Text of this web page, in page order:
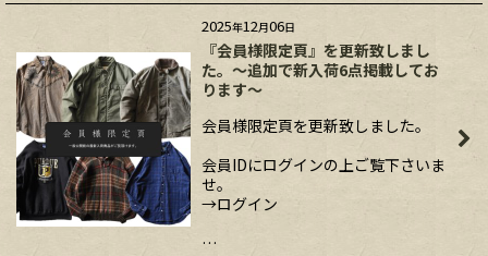
2025年12月06日
『会員様限定頁』を更新致しまし
た。～追加で新入荷6点掲載してお
ります～
会員様限定頁を更新致しました。
会員IDにログインの上ご覧下さいま
せ。
→ログイン
…